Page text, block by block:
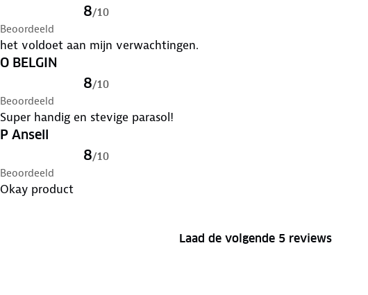
8/10
Beoordeeld
het voldoet aan mijn verwachtingen.
O BELGIN
8/10
Beoordeeld
Super handig en stevige parasol!
P Ansell
8/10
Beoordeeld
Okay product
Laad de volgende 5 reviews